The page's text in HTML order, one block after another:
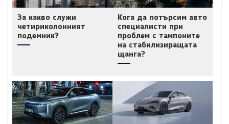
За какво служи
четириколонният
подемник?
Кога да потърсим авто
специалисти при
проблем с тампоните
на стабилизиращата
щанга?